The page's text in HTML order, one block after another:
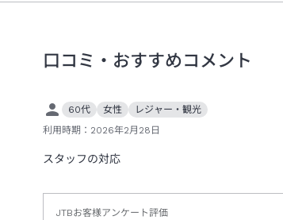
口コミ・おすすめコメント
60代 女性
レジャー・観光
利用時期： 2026年2月28日
スタッフの対応
JTBお客様アンケート評価